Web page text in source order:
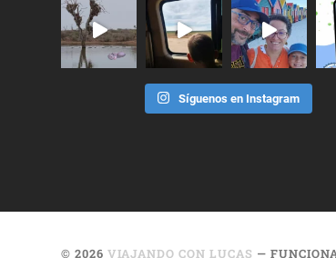
Síguenos en Instagram
© 2026VIAJANDO CON LUCAS —